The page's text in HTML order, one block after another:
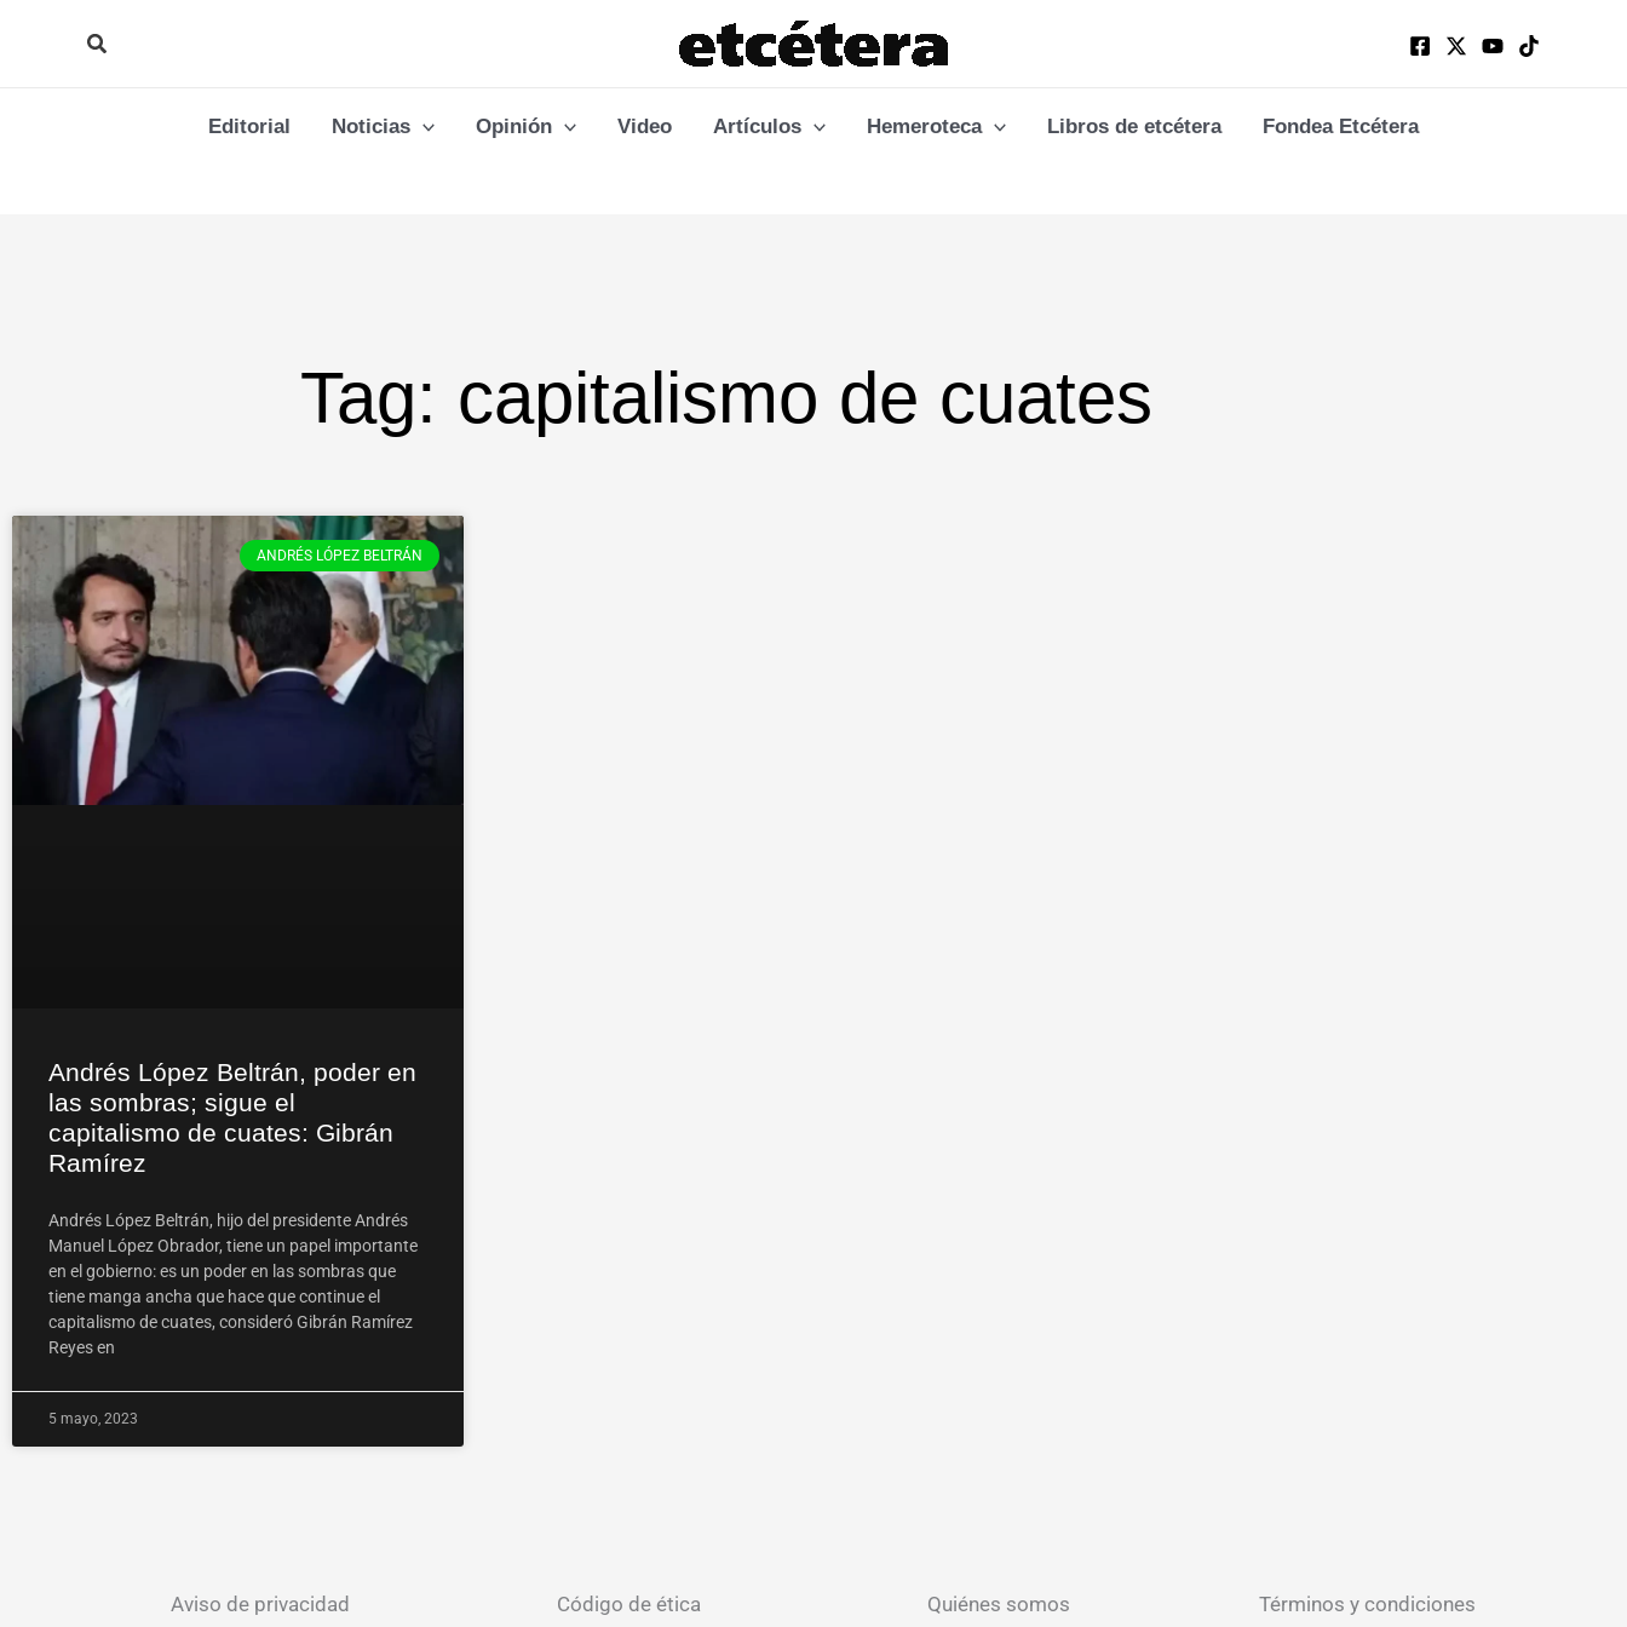
Buscar
Editorial Noticias Opinión Video Artículos Hemeroteca Libros de etcétera Fondea Etcétera
Tag: capitalismo de cuates
ANDRÉS LÓPEZ BELTRÁN
Andrés López Beltrán, poder en
las sombras; sigue el
capitalismo de cuates: Gibrán
Ramírez
Andrés López Beltrán, hijo del presidente Andrés
Manuel López Obrador, tiene un papel importante
en el gobierno: es un poder en las sombras que
tiene manga ancha que hace que continue el
capitalismo de cuates, consideró Gibrán Ramírez
Reyes en
5 mayo, 2023
Aviso de privacidad Código de ética Quiénes somos Términos y condiciones